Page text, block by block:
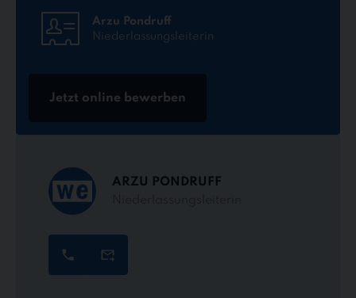
Arzu Pondruff
Niederlassungsleiterin
Jetzt online bewerben
ARZU PONDRUFF